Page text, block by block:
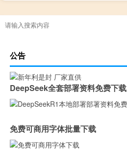
公告
DeepSeek全套部署资料免费下载
免费可商用字体批量下载